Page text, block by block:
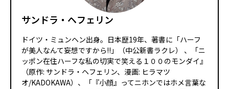
サンドラ・ヘフェリン
ドイツ・ミュンヘン出身。日本歴19年、著書に「ハーフ
が美人なんて妄想ですから!!」（中公新書ラクレ） 、「ニ
ッポン在住ハーフな私の切実で笑える１００のモンダイ』
（原作: サンドラ・ヘフェリン、漫画: ヒラマツ
オ/KADOKAWA）、「『小顔』ってニホンではホメ言葉な